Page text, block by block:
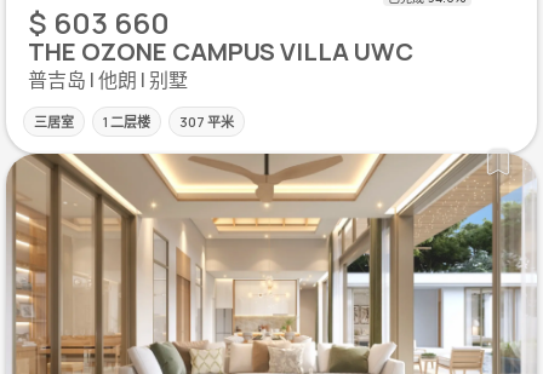
$ 603 660
THE OZONE CAMPUS VILLA UWC
普吉岛 | 他朗 | 别墅
三居室 1 二层楼 307 平米